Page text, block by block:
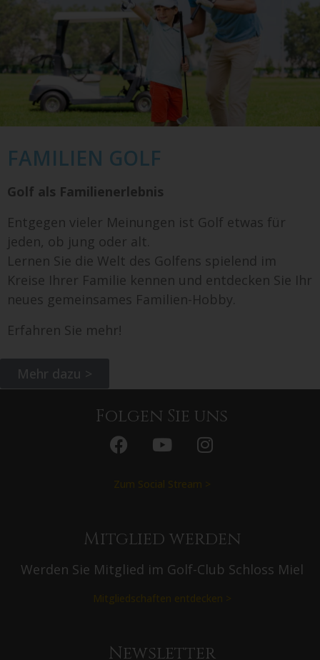
FAMILIEN GOLF
Golf als Familienerlebnis
Entgegen vieler Meinungen ist Golf etwas für
jeden, ob jung oder alt.
Lernen Sie die Welt des Golfens spielend im
Kreise Ihrer Familie kennen und entdecken Sie Ihr
neues gemeinsames Familien-Hobby.
Erfahren Sie mehr!
Mehr dazu >
Folgen Sie uns
Zum Social Stream >
Mitglied werden
Werden Sie Mitglied im Golf-Club Schloss Miel
Mitgliedschaften entdecken >
Newsletter